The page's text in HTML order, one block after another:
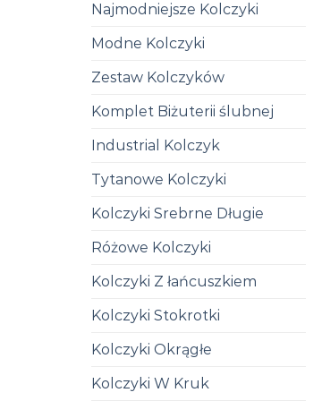
Najmodniejsze Kolczyki
Modne Kolczyki
Zestaw Kolczyków
Komplet Biżuterii ślubnej
Industrial Kolczyk
Tytanowe Kolczyki
Kolczyki Srebrne Długie
Różowe Kolczyki
Kolczyki Z łańcuszkiem
Kolczyki Stokrotki
Kolczyki Okrągłe
Kolczyki W Kruk